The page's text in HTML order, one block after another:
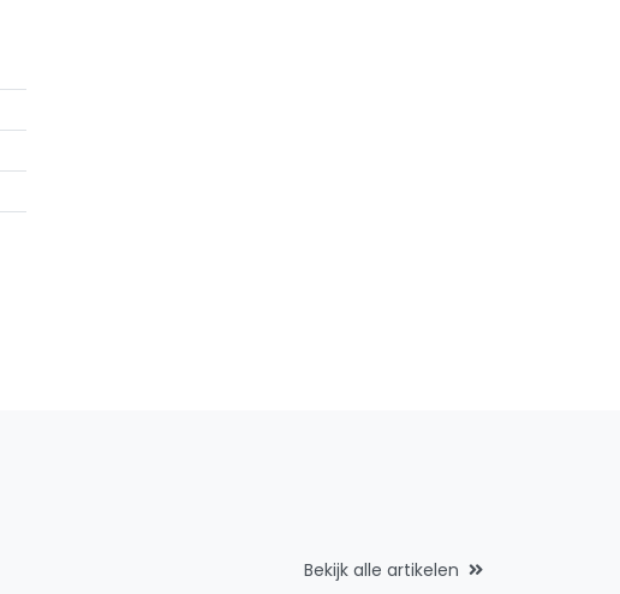
Bekijk alle artikelen